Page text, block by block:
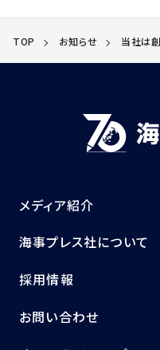
TOP お知らせ 当社は
メディア紹介
海事プレス社について
採用情報
お問い合わせ